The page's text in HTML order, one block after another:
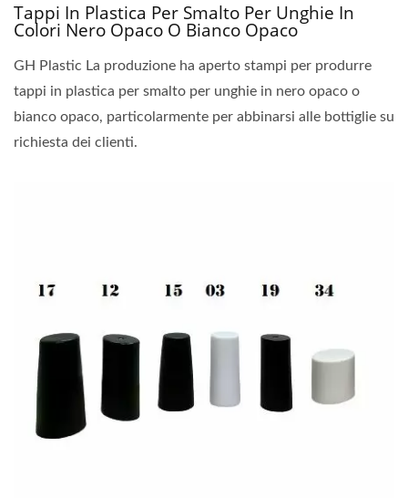
Tappi In Plastica Per Smalto Per Unghie In
Colori Nero Opaco O Bianco Opaco
GH Plastic La produzione ha aperto stampi per produrre
tappi in plastica per smalto per unghie in nero opaco o
bianco opaco, particolarmente per abbinarsi alle bottiglie su
richiesta dei clienti.